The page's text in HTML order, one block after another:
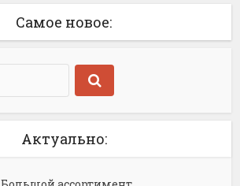
Самое новое:
Актуально: